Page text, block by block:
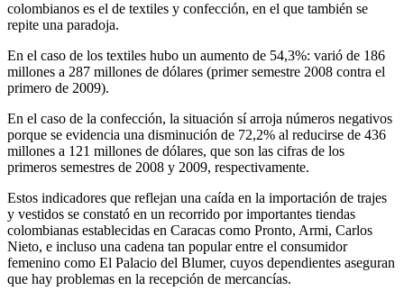
colombianos es el de textiles y confección, en el que también se
repite una paradoja.
En el caso de los textiles hubo un aumento de 54,3%: varió de 186
millones a 287 millones de dólares (primer semestre 2008 contra el
primero de 2009).
En el caso de la confección, la situación sí arroja números negativos
porque se evidencia una disminución de 72,2% al reducirse de 436
millones a 121 millones de dólares, que son las cifras de los
primeros semestres de 2008 y 2009, respectivamente.
Estos indicadores que reflejan una caída en la importación de trajes
y vestidos se constató en un recorrido por importantes tiendas
colombianas establecidas en Caracas como Pronto, Armi, Carlos
Nieto, e incluso una cadena tan popular entre el consumidor
femenino como El Palacio del Blumer, cuyos dependientes aseguran
que hay problemas en la recepción de mercancías.